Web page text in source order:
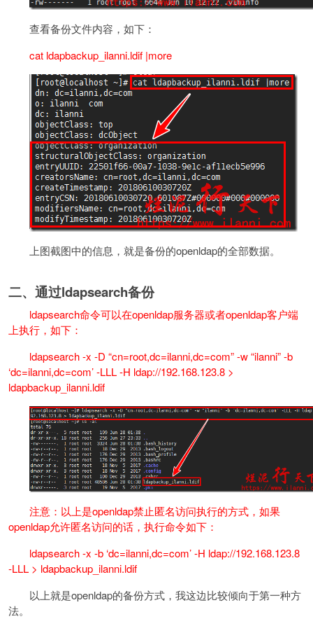
查看备份文件内容，如下：
cat ldapbackup_ilanni.ldif |more
上图截图中的信息，就是备份的openldap的全部数据。
二、通过ldapsearch备份
ldapsearch命令可以在openldap服务器或者openldap客户端
上执行，如下：
ldapsearch -x -D “cn=root,dc=ilanni,dc=com” -w “ilanni” -b
‘dc=ilanni,dc=com’ -LLL -H ldap://192.168.123.8 >
ldapbackup_ilanni.ldif
注意：以上是openldap禁止匿名访问执行的方式，如果
openldap允许匿名访问的话，执行命令如下：
ldapsearch -x -b ‘dc=ilanni,dc=com’ -H ldap://192.168.123.8
-LLL > ldapbackup_ilanni.ldif
以上就是openldap的备份方式，我这边比较倾向于第一种方
法。